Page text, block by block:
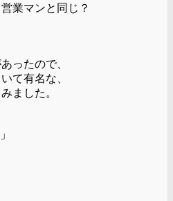
業マンと同じ？
ったので、
て有名な、
ました。